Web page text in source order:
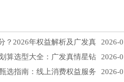
？2026年权益解析及广发真 2026-
算选型大全：广发真情星钻 2026-
选指南：线上消费权益服务 2026-